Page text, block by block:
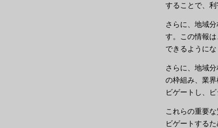
することで、
さらに、地域
す。この情報
できるように
さらに、地域
の枠組み、業
ビゲートし、
これらの重要
ビゲートする